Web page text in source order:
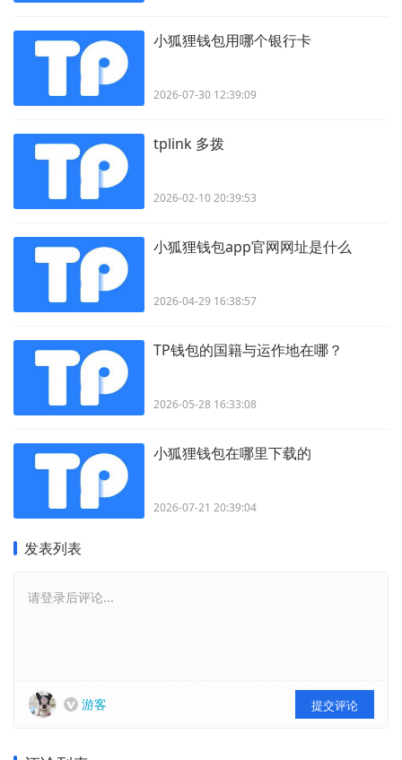
小狐狸钱包用哪个银行卡
2026-07-30 12:39:09
tplink 多拨
2026-02-10 20:39:53
小狐狸钱包app官网网址是什么
2026-04-29 16:38:57
TP钱包的国籍与运作地在哪？
2026-05-28 16:33:08
小狐狸钱包在哪里下载的
2026-07-21 20:39:04
发表列表
请登录后评论...
游客 提交评论